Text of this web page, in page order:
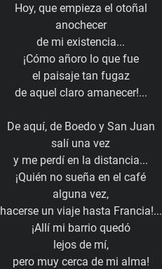
Hoy, que empieza el otoñal
anochecer
de mi existencia...
¡Cómo añoro lo que fue
el paisaje tan fugaz
de aquel claro amanecer!...
De aquí, de Boedo y San Juan
salí una vez
y me perdí en la distancia...
¡Quién no sueña en el café
alguna vez,
hacerse un viaje hasta Francia!...
¡Allí mi barrio quedó
lejos de mí,
pero muy cerca de mi alma!